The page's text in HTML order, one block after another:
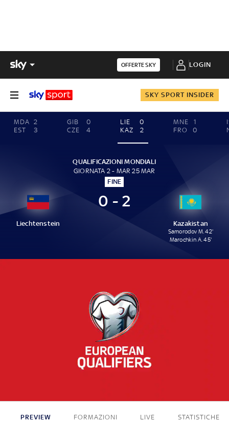
OFFERTE SKY LOGIN
SKY SPORT INSIDER
MDA 2
EST
3
GIB
0
CZE
4
LIE
0
KAZ
2
MNE
1
FRO
0
QUALIFICAZIONI MONDIALI
GIORNATA 2 - MAR 25 MAR
FINE
Liechtenstein
0 - 2
Kazakistan
Samorodov M. 42'
Marochkin A. 45'
PREVIEW FORMAZIONI LIVE STATISTICHE